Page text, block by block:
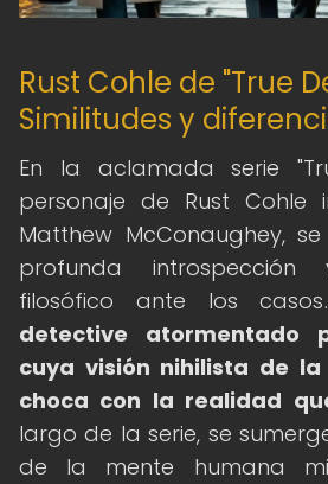
Rust Cohle de "True
Similitudes y
En la aclamada serie
personaje de Rust Cohle
Matthew McConaughey,
profunda
filosófico ante los
detective atormentado
cuya visión nihilista de
choca con la realidad
largo de la serie, se
de la mente humana